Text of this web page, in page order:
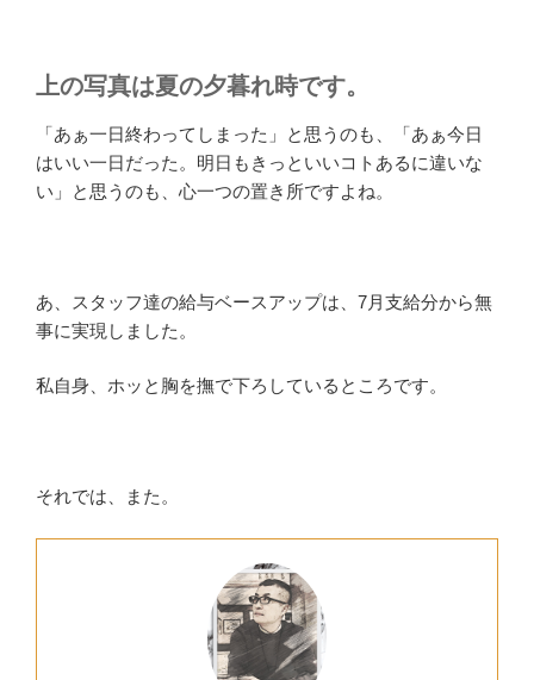
上の写真は夏の夕暮れ時です。
「あぁ一日終わってしまった」と思うのも、「あぁ今日
はいい一日だった。明日もきっといいコトあるに違いな
い」と思うのも、心一つの置き所ですよね。
あ、スタッフ達の給与ベースアップは、7月支給分から無
事に実現しました。
私自身、ホッと胸を撫で下ろしているところです。
それでは、また。